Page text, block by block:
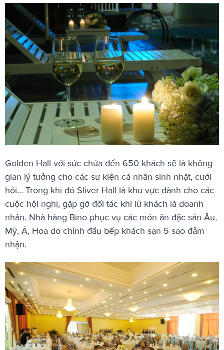
Golden Hall với sức chứa đến 650 khách sẽ là không
gian lý tưởng cho các sự kiện cá nhân sinh nhật, cưới
hỏi… Trong khi đó Sliver Hall là khu vực dành cho các
cuộc hội nghị, gặp gỡ đối tác khi lữ khách là doanh
nhân. Nhà hàng Bino phục vụ các món ăn đặc sản Âu,
Mỹ, Á, Hoa do chính đầu bếp khách sạn 5 sao đảm
nhận.